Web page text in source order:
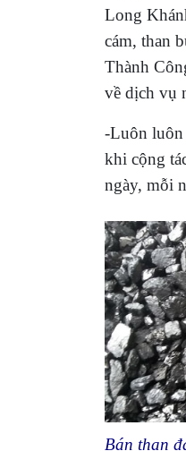
Long
cám, than
Thành
về dịch vụ
-Luôn luôn
khi cộng
ngày, mỗi
Bán than